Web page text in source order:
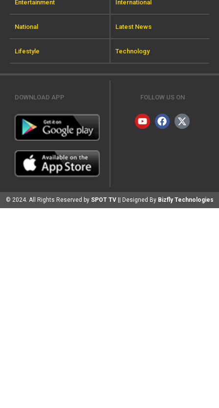
Entertainment International
National Latest News
Lifestyle Technology
DOWNLOAD APP FOLLOW US ON
© 2024. All Rights Reserved by SPOT TV || Designed By Bizfly Technologies